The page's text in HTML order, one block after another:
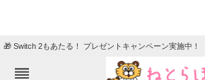
🎁 Switch 2もあたる！ プレゼントキャンペーン実施中！